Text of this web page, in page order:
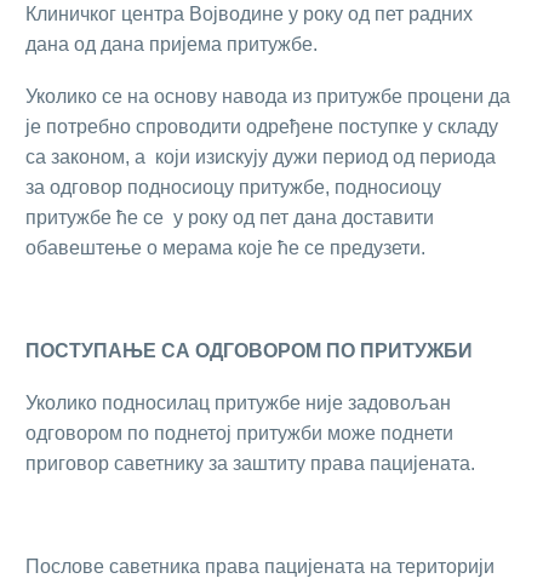
Клиничког центра Војводине у року од пет радних
дана од дана пријема притужбе.
Уколико се на основу навода из притужбе процени да
је потребно спроводити одређене поступке у складу
са законом, а који изискују дужи период од периода
за одговор подносиоцу притужбе, подносиоцу
притужбе ће се у року од пет дана доставити
обавештење о мерама које ће се предузети.
ПОСТУПАЊЕ СА ОДГОВОРОМ ПО ПРИТУЖБИ
Уколико подносилац притужбе није задовољан
одговором по поднетој притужби може поднети
приговор саветнику за заштиту права пацијената.
Послове саветника права пацијената на територији